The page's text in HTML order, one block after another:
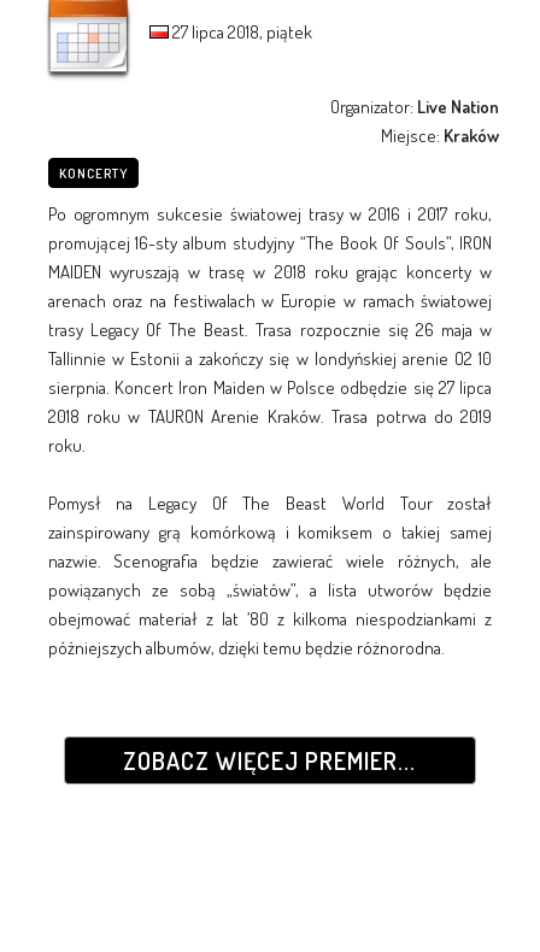
27 lipca 2018, piątek
Organizator: Live Nation
Miejsce: Kraków
KONCERTY
Po ogromnym sukcesie światowej trasy w 2016 i 2017 roku,
promującej 16-sty album studyjny “The Book Of Souls”, IRON
MAIDEN wyruszają w trasę w 2018 roku grając koncerty w
arenach oraz na festiwalach w Europie w ramach światowej
trasy Legacy Of The Beast. Trasa rozpocznie się 26 maja w
Tallinnie w Estonii a zakończy się w londyńskiej arenie O2 10
sierpnia. Koncert Iron Maiden w Polsce odbędzie się 27 lipca
2018 roku w TAURON Arenie Kraków. Trasa potrwa do 2019
roku.
Pomysł na Legacy Of The Beast World Tour został
zainspirowany grą komórkową i komiksem o takiej samej
nazwie. Scenografia będzie zawierać wiele różnych, ale
powiązanych ze sobą „światów”, a lista utworów będzie
obejmować materiał z lat ’80 z kilkoma niespodziankami z
późniejszych albumów, dzięki temu będzie różnorodna.
ZOBACZ WIĘCEJ PREMIER...